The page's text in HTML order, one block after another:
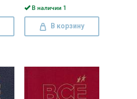
В наличии 1
В корзину